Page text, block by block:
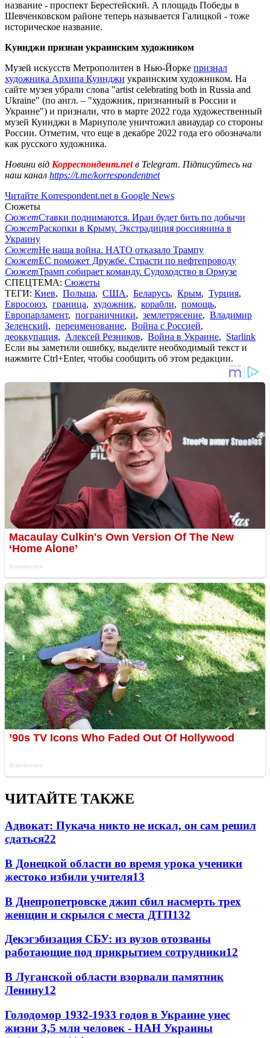
название - проспект Берестейский. А площадь Победы в
Шевченковском районе теперь называется Галицкой - тоже
историческое название.
Куинджи признан украинским художником
Музей искусств Метрополитен в Нью-Йорке признал
художника Архипа Куинджи украинским художником. На
сайте музея убрали слова "artist celebrating both in Russia and
Ukraine" (по англ. – "художник, признанный в России и
Украине") и признали, что в марте 2022 года художественный
музей Куинджи в Мариуполе уничтожил авиаудар со стороны
России. Отметим, что еще в декабре 2022 года его обозначали
как русского художника.
Новини від Корреспондент.netв Telegram. Підписуйтесь на
наш канал https://t.me/korrespondentnet
Читайте Korrespondent.net в Google News
Сюжеты
СюжетСтавки поднимаются. Иран будет бить по добычи
СюжетРаскопки в Крыму. Экстрадиция россиянина в
Украину
СюжетНе наша война. НАТО отказало Трампу
СюжетЕС поможет Дружбе. Страсти по нефтепроводу
СюжетТрамп собирает команду. Судоходство в Ормузе
СПЕЦТЕМА: Сюжеты
ТЕГИ: Киев, Польша, США, Беларусь, Крым, Турция,
Евросоюз, граница, художник, корабли, помощь,
Европарламент, пограничники, землетрясение, Владимир
Зеленский, переименование, Война с Россией,
деоккупация, Алексей Резников, Война в Украине, Starlink
Если вы заметили ошибку, выделите необходимый текст и
нажмите Ctrl+Enter, чтобы сообщить об этом редакции.
ЧИТАЙТЕ ТАКЖЕ
Адвокат: Пукача никто не искал, он сам решил
сдаться22
В Донецкой области во время урока ученики
жестоко избили учителя13
В Днепропетровске джип сбил насмерть трех
женщин и скрылся с места ДТП132
Декэгэбизация СБУ: из вузов отозваны
работающие под прикрытием сотрудники12
В Луганской области взорвали памятник
Ленину12
Голодомор 1932-1933 годов в Украине унес
жизни 3,5 млн человек - НАН Украины